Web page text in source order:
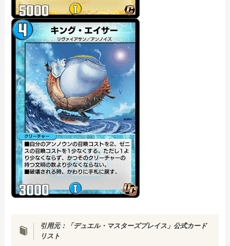
引用元：「デュエル・マスターズプレイス」公式カード
リスト